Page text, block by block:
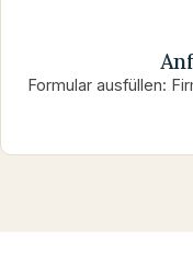
Formular ausfüllen: